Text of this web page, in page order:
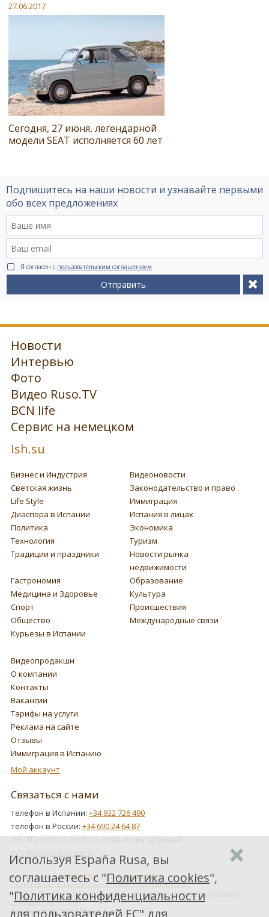
27.06.2017
Сегодня, 27 июня, легендарной
модели SEAT исполняется 60 лет
Подпишитесь на наши новости и узнавайте первыми
обо всех предложениях
Я согласен с пользовательским соглашением
Отправить
Новости
Интервью
Фото
Видео Ruso.TV
BCN life
Сервис на немецком
Ish.su
Бизнес и Индустрия
Видеоновости
Светская жизнь
Законодательство и право
Life Style
Иммиграция
Диаспора в Испании
Испания в лицах
Политика
Экономика
Технология
Туризм
Традиции и праздники
Новости рынка
недвижимости
Гастрономия
Образование
Медицина и Здоровье
Культура
Спорт
Происшествия
Общество
Международные связи
Курьезы в Испании
Видеопродакшн
О компании
Контакты
Вакансии
Тарифы на услуги
Реклама на сайте
Отзывы
Иммиграция в Испанию
Мой аккаунт
Связаться с нами
телефон в Испании: +34 932 726 490
телефон в России: +34 690 24 64 87
ПН-ПТ с 9:00 по 19:00 по испанскому времени.
info@espanarusa.com
Соглашение пользователя
Политика cookies
Политика конфиденциальности для пользователей ЕС
Как Google обрабатывает информацию о пользователях, получаемую
от наших партнеров
Copyright ©2007-2026 Espana Rusa
Используя España Rusa, вы
соглашаетесь с "Политика cookies",
"Политика конфиденциальности
для пользователей ЕС" для